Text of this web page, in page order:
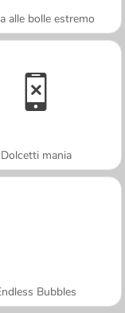
alle bolle estremo
Dolcetti mania
Bubbles